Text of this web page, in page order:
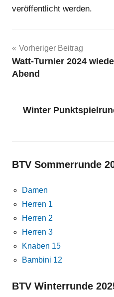
veröffentlicht werden.
Vorheriger Beitrag
Watt-Turnier 2024
Abend
Winter
BTV Sommerrunde
Damen
Herren 1
Herren 2
Herren 3
Knaben 15
Bambini 12
BTV Winterrunde